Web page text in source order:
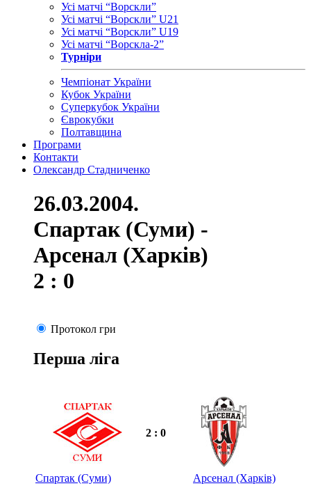
Усі матчі “Ворскли”
Усі матчі “Ворскли” U21
Усі матчі “Ворскли” U19
Усі матчі “Ворскла-2”
Турніри
Чемпіонат України
Кубок України
Суперкубок України
Єврокубки
Полтавщина
Програми
Контакти
Олександр Стадниченко
26.03.2004.
Спартак (Суми) -
Арсенал (Харків)
2 : 0
Протокол гри
Перша ліга
2 : 0
Спартак (Суми)
Арсенал (Харків)